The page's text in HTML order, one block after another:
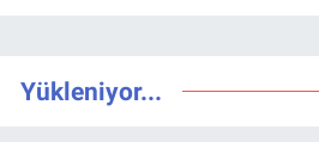
Yükleniyor...